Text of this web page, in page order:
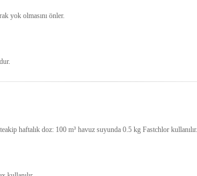
yok olmasını önler.
haftalık doz: 100 m³ havuz suyunda 0.5 kg Fastchlor kullanılır.